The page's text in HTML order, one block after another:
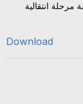
مرحلة انتقالية
Download